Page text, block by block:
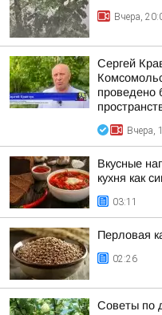
Вчера,
Сергей
проведено
Вчера,
Вкусные
кухня как
03:11
Перловая
02:26
Советы по